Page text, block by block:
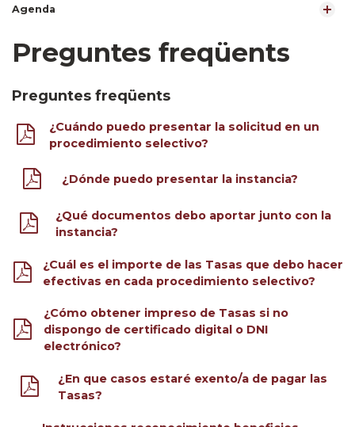
Agenda
Preguntes freqüents
Preguntes freqüents
¿Cuándo puedo presentar la solicitud en un
procedimiento selectivo?
¿Dónde puedo presentar la instancia?
¿Qué documentos debo aportar junto con la
instancia?
¿Cuál es el importe de las Tasas que debo hacer
efectivas en cada procedimiento selectivo?
¿Cómo obtener impreso de Tasas si no
dispongo de certificado digital o DNI
electrónico?
¿En que casos estaré exento/a de pagar las
Tasas?